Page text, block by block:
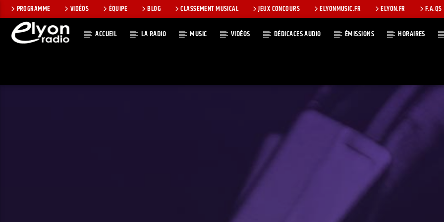
PROGRAMME VIDÉOS ÉQUIPE BLOG CLASSEMENT MUSICAL JEUX CONCOURS ELYONMUSIC.FR ELYON.FR F.A.QS
ACCUEIL LA RADIO MUSIC VIDÉOS DÉDICACES AUDIO ÉMISSIONS HORAIRES